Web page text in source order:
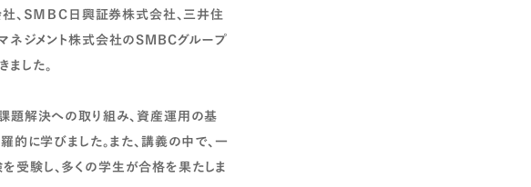
、ＳＭＢＣ日興証券株式会社、三井住
ネジメント株式会社のSMBCグループ
した。
題解決への取り組み、資産運用の基
的に学びました。また、講義の中で、一
験し、多くの学生が合格を果たしま